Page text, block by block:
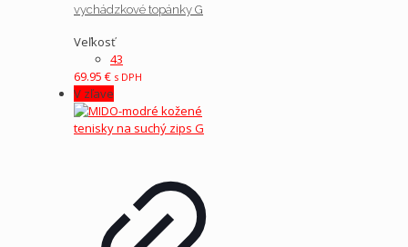
vychádzkové topánky G
Veľkosť
43
69.95 € s DPH
V zľave